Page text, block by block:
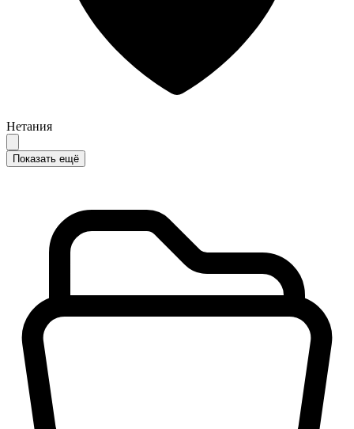
Нетания
Показать ещё